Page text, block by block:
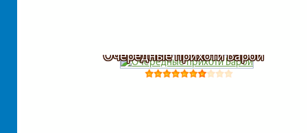
Очередные прихоти Барби